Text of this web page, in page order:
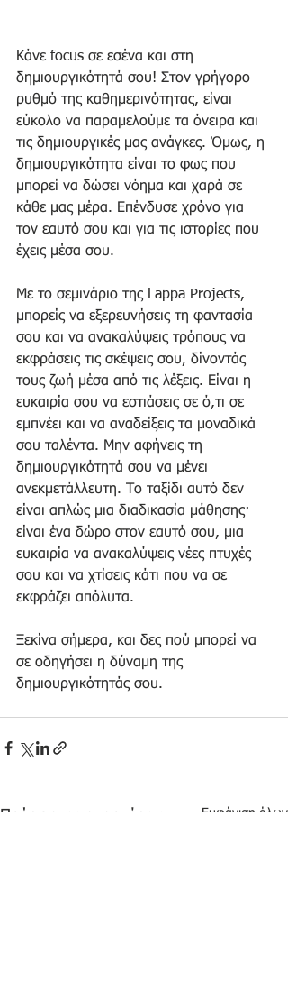
Κάνε focus σε εσένα και στη
δημιουργικότητά σου! Στον γρήγορο
ρυθμό της καθημερινότητας, είναι
εύκολο να παραμελούμε τα όνειρα και
τις δημιουργικές μας ανάγκες. Όμως, η
δημιουργικότητα είναι το φως που
μπορεί να δώσει νόημα και χαρά σε
κάθε μας μέρα. Επένδυσε χρόνο για
τον εαυτό σου και για τις ιστορίες που
έχεις μέσα σου.
Με το σεμινάριο της Lappa Projects,
μπορείς να εξερευνήσεις τη φαντασία
σου και να ανακαλύψεις τρόπους να
εκφράσεις τις σκέψεις σου, δίνοντάς
τους ζωή μέσα από τις λέξεις. Είναι η
ευκαιρία σου να εστιάσεις σε ό,τι σε
εμπνέει και να αναδείξεις τα μοναδικά
σου ταλέντα. Μην αφήνεις τη
δημιουργικότητά σου να μένει
ανεκμετάλλευτη. Το ταξίδι αυτό δεν
είναι απλώς μια διαδικασία μάθησης·
είναι ένα δώρο στον εαυτό σου, μια
ευκαιρία να ανακαλύψεις νέες πτυχές
σου και να χτίσεις κάτι που να σε
εκφράζει απόλυτα.
Ξεκίνα σήμερα, και δες πού μπορεί να
σε οδηγήσει η δύναμη της
δημιουργικότητάς σου.
Πρόσφατες αναρτήσεις Εμφάνιση όλων